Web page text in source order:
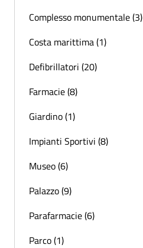
Complesso monumentale (3)
Costa marittima (1)
Defibrillatori (20)
Farmacie (8)
Giardino (1)
Impianti Sportivi (8)
Museo (6)
Palazzo (9)
Parafarmacie (6)
Parco (1)